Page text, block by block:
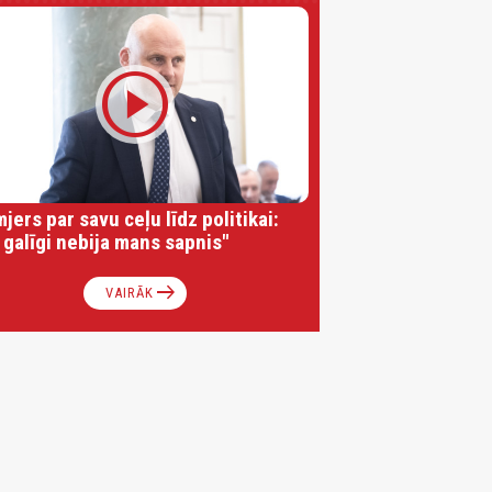
play_circle
par savu ceļu līdz politikai:
galīgi nebija mans sapnis"
VAIRĀK arrow_right_alt